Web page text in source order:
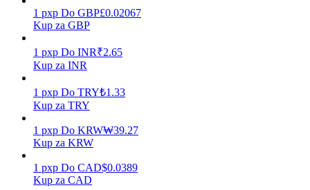
Wysokie zyski i natychmiastowy dostęp
1 pxp Do GBP£0.02067
Kup za GBP
1 pxp Do INR₹2.65
Kup za INR
1 pxp Do TRY₺1.33
Kup za TRY
1 pxp Do KRW₩39.27
Kup za KRW
1 pxp Do CAD$0.0389
Kup za CAD